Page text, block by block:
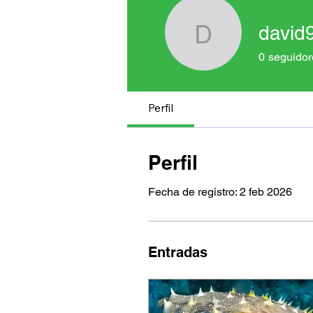
0
Perfil
Perfil
Fecha de registro: 2 feb 2026
Entradas